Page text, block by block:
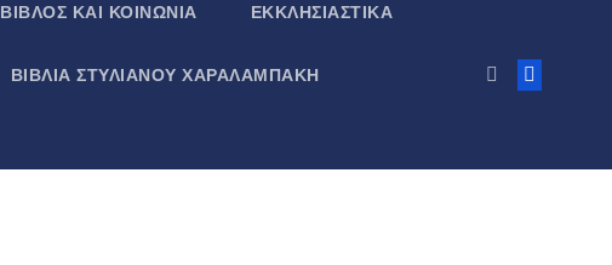
ΒΙΒΛΟΣ ΚΑΙ ΚΟΙΝΩΝΙΑ ΕΚΚΛΗΣΙΑΣΤΙΚΑ
ΒΙΒΛΙΑ ΣΤΥΛΙΑΝΟΥ ΧΑΡΑΛΑΜΠΑΚΗ